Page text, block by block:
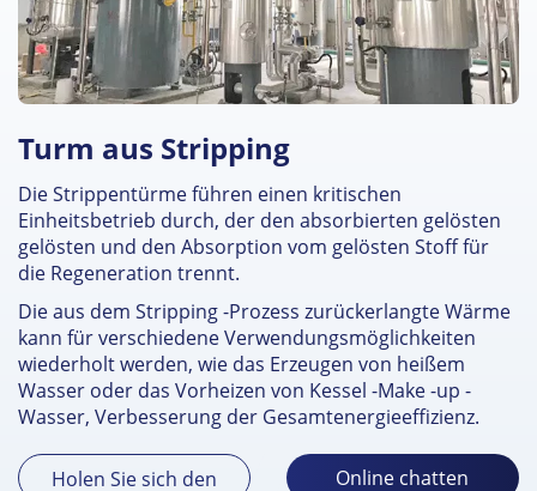
Turm aus Stripping
Die Strippentürme führen einen kritischen
Einheitsbetrieb durch, der den absorbierten gelösten
gelösten und den Absorption vom gelösten Stoff für
die Regeneration trennt.
Die aus dem Stripping -Prozess zurückerlangte Wärme
kann für verschiedene Verwendungsmöglichkeiten
wiederholt werden, wie das Erzeugen von heißem
Wasser oder das Vorheizen von Kessel -Make -up -
Wasser, Verbesserung der Gesamtenergieeffizienz.
Holen Sie sich den
Online chatten